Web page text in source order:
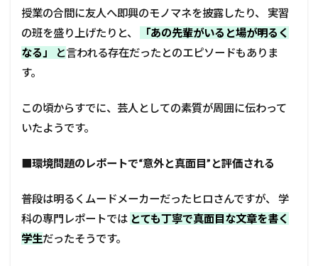
授業の合間に友人へ即興のモノマネを披露したり、 実習
の班を盛り上げたりと、
「あの先輩がいると場が明るく
なる」
と言われる存在だったとのエピソードもありま
す。
この頃からすでに、芸人としての素質が周囲に伝わって
いたようです。
■環境問題のレポートで“意外と真面目”と評価される
普段は明るくムードメーカーだったヒロさんですが、 学
科の専門レポートでは とても丁寧で真面目な文章を書く
学生だったそうです。